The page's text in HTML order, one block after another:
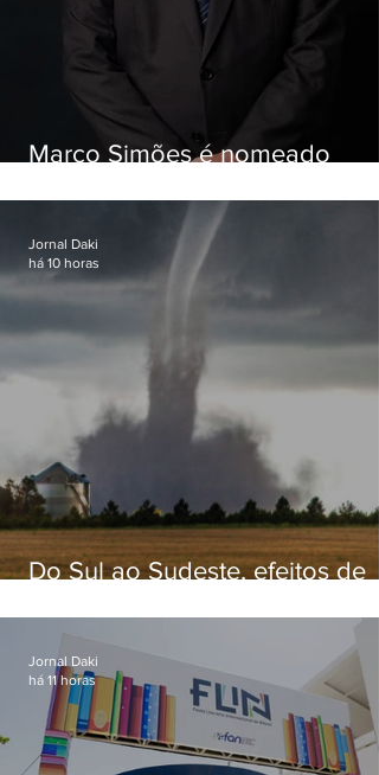
Marco Simões é nomeado
Do Sul ao Sudeste, efeitos de
apreensão na população
Jornal Daki
há 10 horas
Jornal Daki
há 11 horas